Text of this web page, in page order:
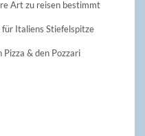
Art zu reisen bestimmt
für Italiens Stiefelspitze
& den Pozzari